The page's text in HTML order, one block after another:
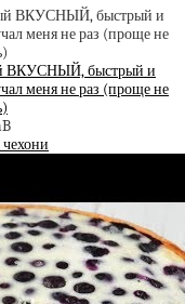
ВКУСНЫЙ, быстрый и
меня не раз (проще не
чехони